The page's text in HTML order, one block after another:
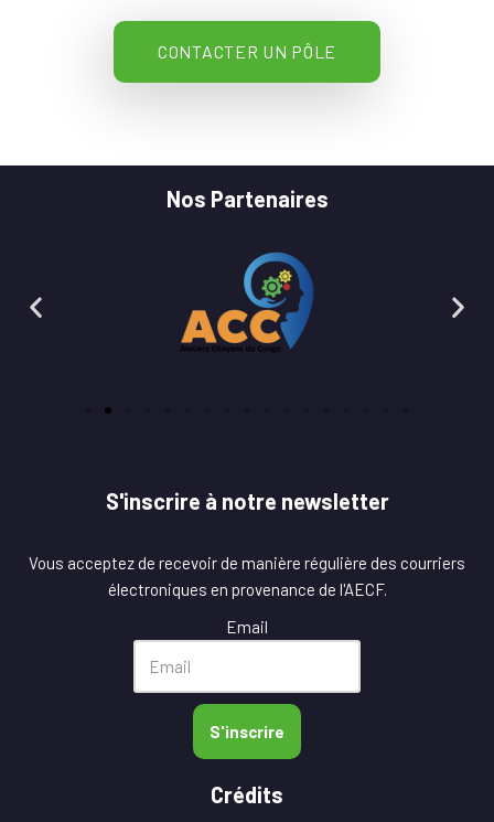
CONTACTER UN PÔLE
Nos Partenaires
S'inscrire à notre newsletter
Vous acceptez de recevoir de manière régulière des courriers
électroniques en provenance de l'AECF.
Email
S'inscrire
Crédits